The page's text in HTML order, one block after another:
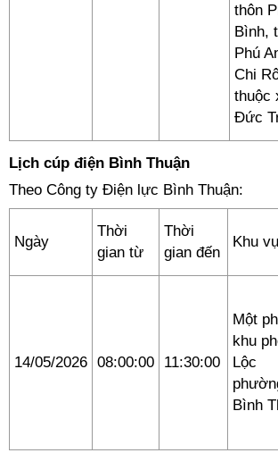
thôn
Bình,
Phú
Chi
thuộc
Đức
Lịch cúp điện Bình Thuận
Theo Công ty Điện lực Bình Thuận:
Ngày
Thời
gian từ
Thời
gian đến
Khu
14/05/2026 08:00:00 11:30:00
Một
khu
Lộc
Bình